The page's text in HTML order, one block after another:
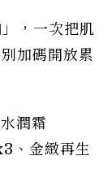
，一次把肌
加碼開放累
潤霜
、金緻再生